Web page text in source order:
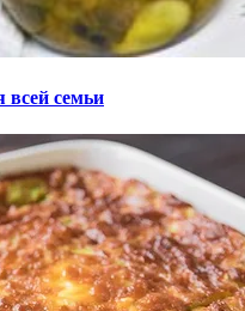
всей семьи